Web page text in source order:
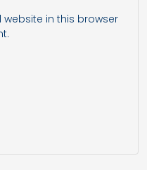
in this browser